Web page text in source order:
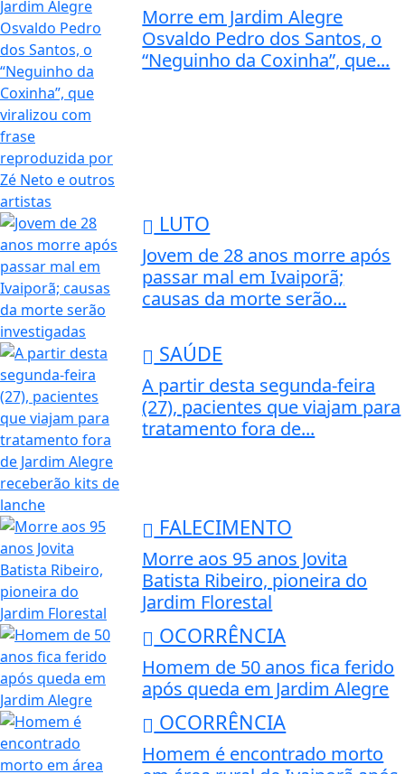
Morre em Jardim Alegre
Osvaldo Pedro dos Santos, o
“Neguinho da Coxinha”, que...
LUTO
Jovem de 28 anos morre após
passar mal em Ivaiporã;
causas da morte serão...
SAÚDE
A partir desta segunda-feira
(27), pacientes que viajam para
tratamento fora de...
FALECIMENTO
Morre aos 95 anos Jovita
Batista Ribeiro, pioneira do
Jardim Florestal
OCORRÊNCIA
Homem de 50 anos fica ferido
após queda em Jardim Alegre
OCORRÊNCIA
Homem é encontrado morto